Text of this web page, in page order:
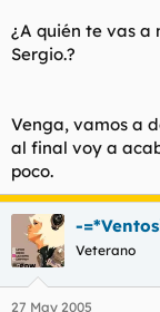
Y hablando de
da palo sultarme
¿A quién te vas a
Sergio.?
Venga, vamos a
al final voy a
poco.
-
Veterano
27 May 2005